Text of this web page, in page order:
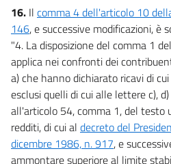
16. Il comma 4 dell'articolo 10
146, e successive modificazioni, è
"4. La disposizione del comma 1
applica nei confronti dei
a) che hanno dichiarato ricavi di
esclusi quelli di cui alle lettere c),
all'articolo 54, comma 1, del testo
redditi, di cui al decreto del
dicembre 1986, n. 917, e
ammontare superiore al limite